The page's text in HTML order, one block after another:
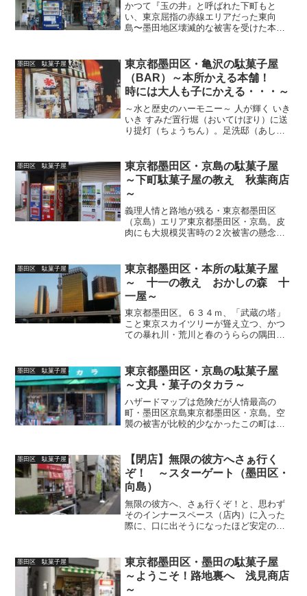
かつて『玉の井』と呼ばれた下町もと
い、東京屈指の赤線エリアだった東向
島〜墨田地区壊滅的な被害を受けた本
大震災後の復興町割り（路地）が残る墨
田3丁目で長年愛され続けた『長...
墨田区 駄菓子屋
東京都墨田区・亀沢の駄菓子屋
（BAR）～本所かえる本舗！
時には大人も子にかえる・・・～
～水と歴史のハーモニー～ 人が輝く いき
いき すみだ置行堀（おいてけぼり）に送
り提灯（ちょうちん）。足洗邸（あしあ
起きたと言われているミステリー「本所
七不思議 」の事、...
墨田区 駄菓子屋
東京都墨田区・京島の駄菓子屋
～下町駄菓子屋の教え 秋葉商店
～
義理人情と路地が残る・東京都墨田区
（京島）エリア東京都墨田区・京島。皮
肉にも大規模災害時の２次被害の懸念か
心のような複雑な町。今回はその京島で
近隣の子供から「おばちゃん...
墨田区 駄菓子屋
東京都墨田区・本所の駄菓子屋
～ 十一の教え おかしの森 十
一屋～
東京都墨田区。６３４ｍ、「武蔵の塔」
こと東京スカイツリーが聳え立つ、かつ
ての暴れ川・荒川と春のうららの隅田川
子三大問屋街かつLike a Amerikanaな人
種の坩堝・...
墨田区 駄菓子屋
東京都墨田区・京島の駄菓子屋
～文具・菓子のタカラ～
ハザードマップは危険だが人情最高の
町・墨田区京島東京都墨田区・京島。空
襲の被害が比較的少なかったこの町は、
時に大規模災害時の２次被害が懸念され
ている地域でもあります。（...
墨田区 駄菓子屋
【閉店】無限の彼方へさぁ行く
ぞ！ ～スターゲート（墨田区・
向島）
無限の彼方へ、さぁ行くぞ！と、思わず
そのインナースペース（店内）に入った
際に、口に出そうになったほど安定の駄
するなど、遊び心満載の駄菓子屋でした
が2024年8月、閉店さ...
墨田区 駄菓子屋
東京都墨田区・墨田の駄菓子屋
～ようこそ！路地裏へ 浅見商店
～